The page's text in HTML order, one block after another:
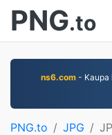
PNG.to
ns6.com - Kaupa
PNG.to JPG